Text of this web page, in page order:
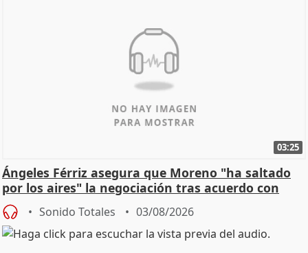
03:25
Ángeles Férriz asegura que Moreno "ha saltado
por los aires" la negociación tras acuerdo con
SMA
Sonido Totales 03/08/2026